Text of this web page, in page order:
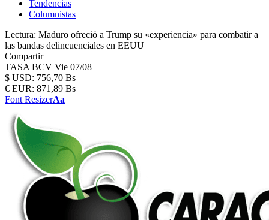
Tendencias
Columnistas
Lectura: Maduro ofreció a Trump su «experiencia» para combatir a
las bandas delincuenciales en EEUU
Compartir
TASA BCV Vie 07/08
$ USD: 756,70 Bs
€ EUR: 871,89 Bs
Font ResizerAa